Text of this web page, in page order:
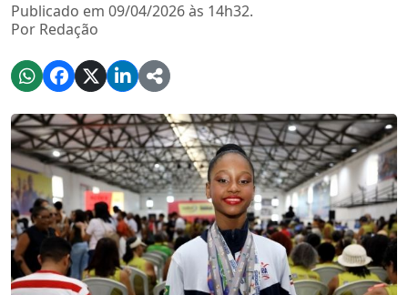
Publicado em 09/04/2026 às 14h32.
Por Redação